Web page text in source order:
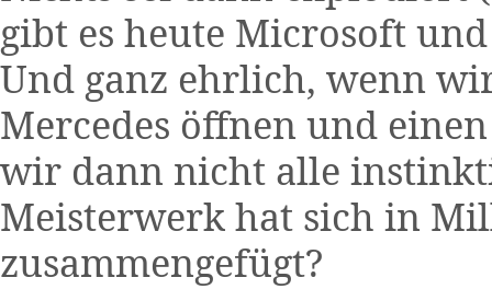
gibt es heute Microsoft
Und ganz ehrlich, wenn
Mercedes öffnen und
wir dann nicht alle
Meisterwerk hat sich in
zusammengefügt?